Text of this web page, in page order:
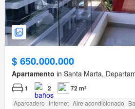
$ 650.000.000
Apartamento in Santa Marta,
1 2 72 m²
Aparcadero Internet Aire acondicionado